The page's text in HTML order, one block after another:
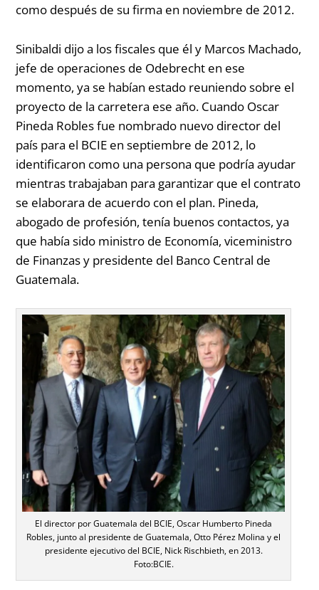
como después de su firma en noviembre de 2012.
Sinibaldi dijo a los fiscales que él y Marcos Machado,
jefe de operaciones de Odebrecht en ese
momento, ya se habían estado reuniendo sobre el
proyecto de la carretera ese año. Cuando Oscar
Pineda Robles fue nombrado nuevo director del
país para el BCIE en septiembre de 2012, lo
identificaron como una persona que podría ayudar
mientras trabajaban para garantizar que el contrato
se elaborara de acuerdo con el plan. Pineda,
abogado de profesión, tenía buenos contactos, ya
que había sido ministro de Economía, viceministro
de Finanzas y presidente del Banco Central de
Guatemala.
El director por Guatemala del BCIE, Oscar Humberto Pineda
Robles, junto al presidente de Guatemala, Otto Pérez Molina y el
presidente ejecutivo del BCIE, Nick Rischbieth, en 2013.
Foto:BCIE.